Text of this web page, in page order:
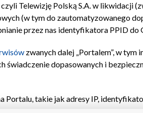
Telewizję Polską S.A. w likwidacji
(w tym do zautomatyzowanego
przez nas identyfikatora PPID do
zwanych dalej „Portalem”, w
dopasowanych i
Portalu, takie jak adresy IP,